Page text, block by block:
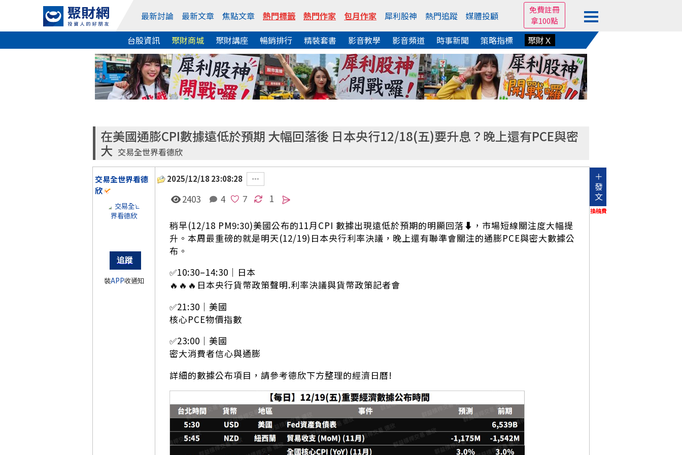
最新討論 最新文章 焦點文章 熱門標籤 熱門作家 包月作家 犀利股神 熱門追蹤 媒體投顧
免費註冊
拿100點
台股資訊 聚財商城 聚財講座 暢銷排行 精裝套書 影音教學 影音頻道 時事新聞 策略指標 聚財Ｘ
在美國通膨CPI數據遠低於預期 大幅回落後 日本央行12/18(五)要升息？晚上還有PCE與密
大 交易全世界看德欣
交易全世界看德
欣
裝APP收通知
2025/12/18 23:08:28
＋
發
文
換稿費
2403 4 1
稍早(12/18 PM9:30)美國公布的11月CPI 數據出現遠低於預期的明顯回落⬇️，市場短線關注度大幅提
升。本周最重磅的就是明天(12/19)日本央行利率決議，晚上還有聯準會關注的通膨PCE與密大數據公
布。
✅10:30–14:30｜日本
🔥🔥🔥日本央行貨幣政策聲明.利率決議與貨幣政策記者會
✅21:30｜美國
核心PCE物價指數
✅23:00｜美國
密大消費者信心與通膨
詳細的數據公布項目，請參考德欣下方整理的經濟日曆!